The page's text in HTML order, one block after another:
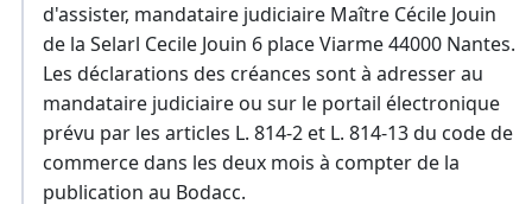
d'assister, mandataire judiciaire Maître Cécile Jouin
de la Selarl Cecile Jouin 6 place Viarme 44000 Nantes.
Les déclarations des créances sont à adresser au
mandataire judiciaire ou sur le portail électronique
prévu par les articles L. 814-2 et L. 814-13 du code de
commerce dans les deux mois à compter de la
publication au Bodacc.